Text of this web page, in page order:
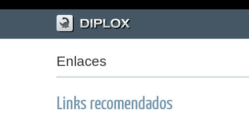
Enlaces
Links recomendados